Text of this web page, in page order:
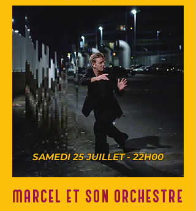
SAMEDI 25 JUILLET - 22H00
MARCEL ET SON ORCHESTRE